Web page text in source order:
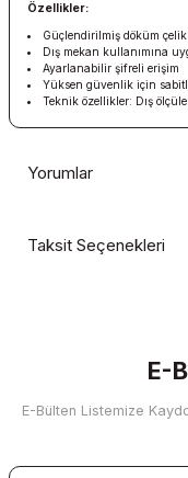
Özellikler:
Güçlendirilmiş döküm
Dış mekan kullanımına
Ayarlanabilir şifreli erişim
Yüksen güvenlik için
Teknik özellikler: Dış
Yorumlar
Taksit Seçenekleri
E-
E-Bülten Listemize